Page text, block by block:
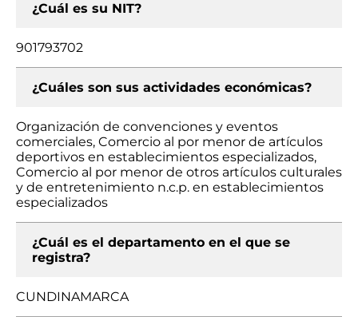
¿Cuál es su NIT?
901793702
¿Cuáles son sus actividades económicas?
Organización de convenciones y eventos
comerciales, Comercio al por menor de artículos
deportivos en establecimientos especializados,
Comercio al por menor de otros artículos culturales
y de entretenimiento n.c.p. en establecimientos
especializados
¿Cuál es el departamento en el que se
registra?
CUNDINAMARCA